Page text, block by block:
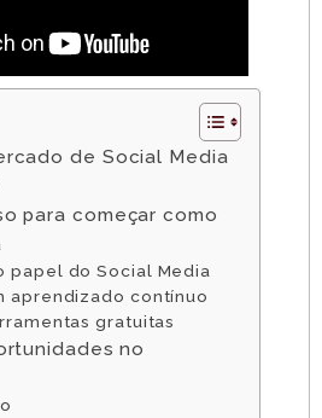
de Social Media
para começar como
papel do Social Media
aprendizado contínuo
gratuitas
no